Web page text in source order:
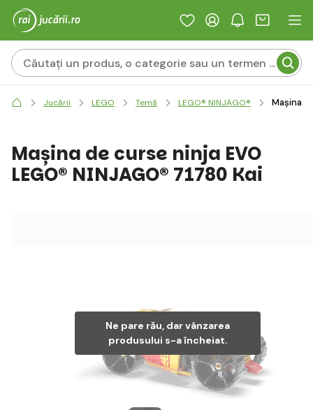
Jucării LEGO Temă LEGO® NINJAGO® Mașina
Ne pare rău, dar vânzarea
produsului s-a încheiat.
Mașina de curse ninja EVO
LEGO® NINJAGO® 71780 Kai